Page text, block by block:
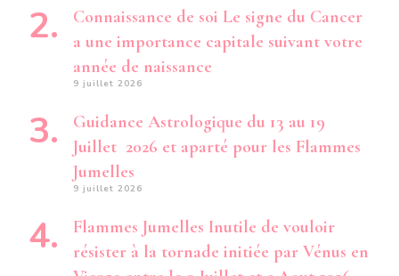
Connaissance de soi Le signe du Cancer
a une importance capitale suivant votre
année de naissance
9 juillet 2026
Guidance Astrologique du 13 au 19
Juillet 2026 et aparté pour les Flammes
Jumelles
9 juillet 2026
Flammes Jumelles Inutile de vouloir
résister à la tornade initiée par Vénus en